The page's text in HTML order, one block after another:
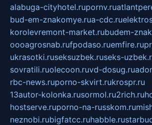
alabuga-cityhotel.rupornv.ru
bud-em-znakomye.rua-cdc.ru
korolevremont-market.rubudem-
oooagrosnab.rufpodaso.ruemfire.ru
ukrasotki.ruseksuzbek.ruseks-
sovratili.ruolecoon.ruvd-dosug.ru
rbc-news.ruporno-skvirt.rukrospr.ru
13autor-kolonka.rusormol.ru2rich.ru
hostserve.ruporno-na-russkom.ru
neznobi.rubigfatcc.ruhabble.ru